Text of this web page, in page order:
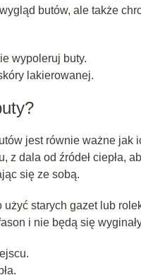
butów, ale także
wypoleruj buty.
lakierowanej.
jest równie ważne jak
dala od źródeł ciepła,
się ze sobą.
starych gazet lub
i nie będą się